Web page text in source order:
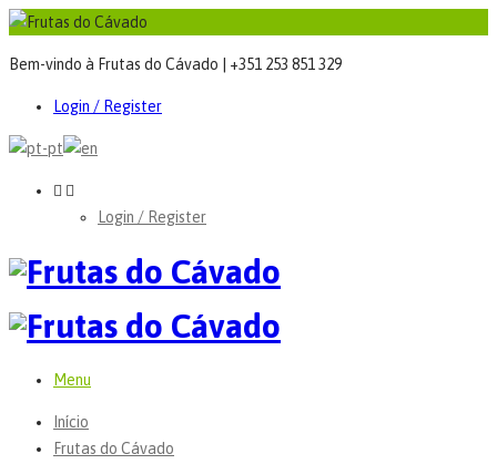
Bem-vindo à Frutas do Cávado | +351 253 851 329
Login / Register
Login / Register
Menu
Início
Frutas do Cávado